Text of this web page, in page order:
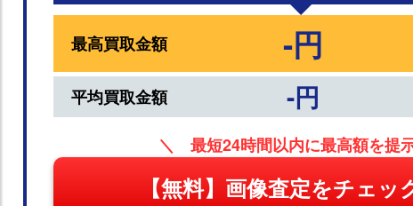
最高買取金額 -円
平均買取金額 -円
＼ 最短24時間以内に最高額を
【無料】画像査定をチェッ